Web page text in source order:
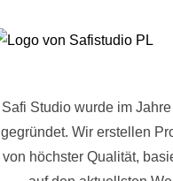
Safi Studio wurde im
gegründet. Wir erstellen
von höchster Qualität,